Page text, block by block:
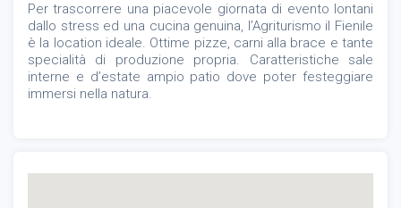
Per trascorrere una piacevole giornata di evento lontani
dallo stress ed una cucina genuina, l’Agriturismo il Fienile
è la location ideale. Ottime pizze, carni alla brace e tante
specialità di produzione propria. Caratteristiche sale
interne e d’estate ampio patio dove poter festeggiare
immersi nella natura.